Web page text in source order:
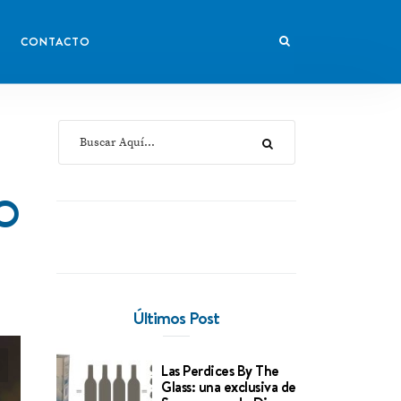
CONTACTO
Últimos Post
Las Perdices By The
Glass: una exclusiva de